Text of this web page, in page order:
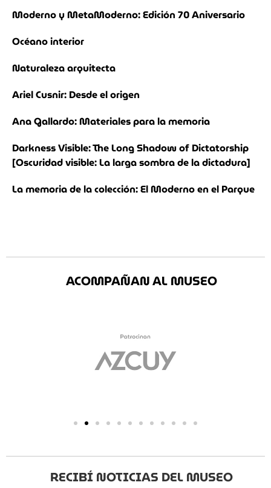
Moderno y MetaModerno: Edición 70 Aniversario
Océano interior
Naturaleza arquitecta
Ariel Cusnir: Desde el origen
Ana Gallardo: Materiales para la memoria
Darkness Visible: The Long Shadow of Dictatorship
[Oscuridad visible: La larga sombra de la dictadura]
La memoria de la colección: El Moderno en el Parque
ACOMPAÑAN AL MUSEO
RECIBÍ NOTICIAS DEL MUSEO